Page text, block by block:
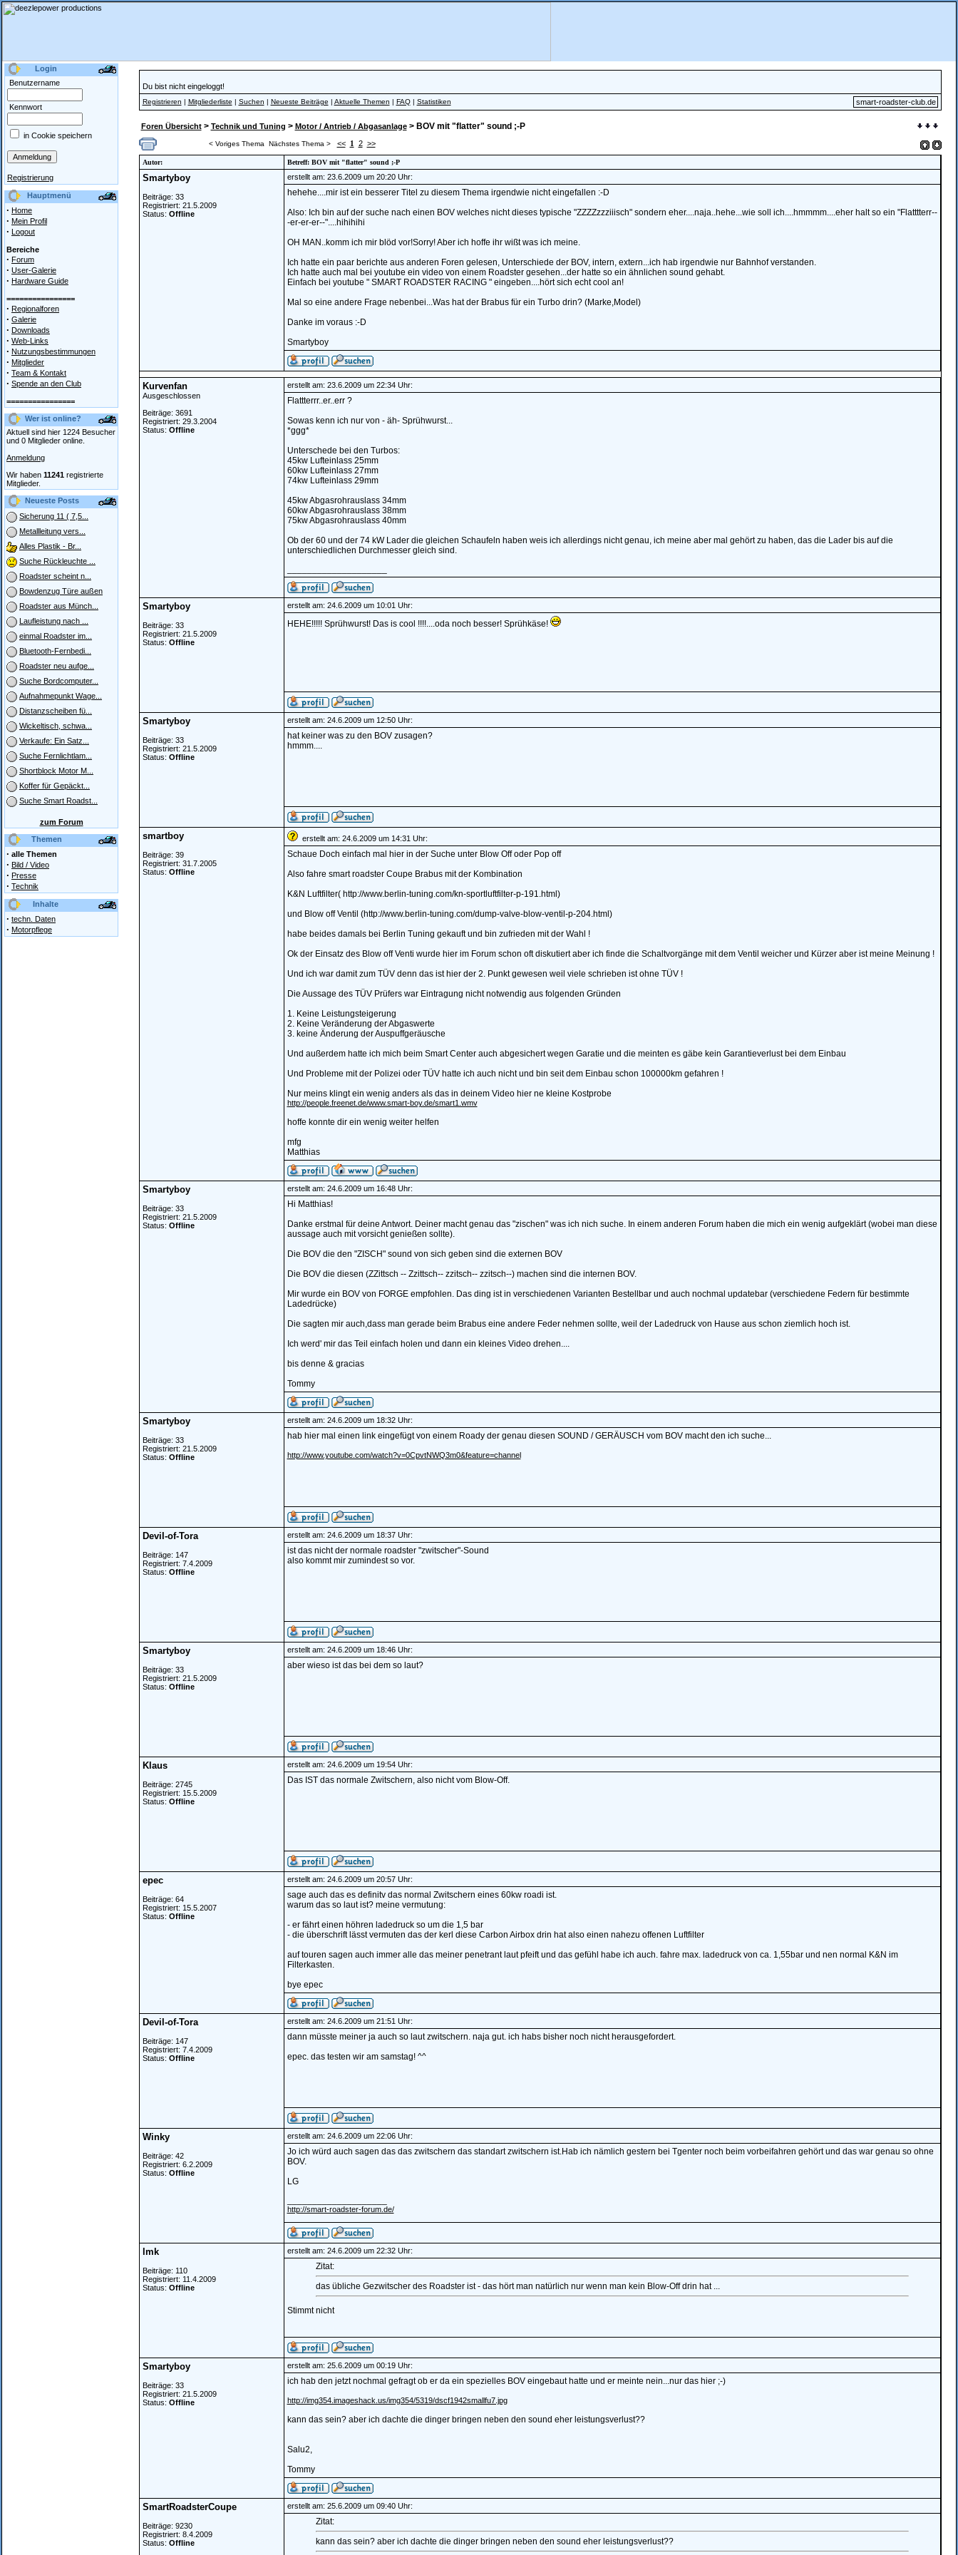
Login
Benutzername
Kennwort
in Cookie speichern
Registrierung
Hauptmenü
· Home
· Mein Profil
· Logout
Bereiche
· Forum
· User-Galerie
· Hardware Guide
================
· Regionalforen
· Galerie
· Downloads
· Web-Links
· Nutzungsbestimmungen
· Mitglieder
· Team & Kontakt
· Spende an den Club
================
Wer ist online?
Aktuell sind hier 1224 Besucher
und 0 Mitglieder online.
Anmeldung
Wir haben 11241 registrierte
Mitglieder.
Neueste Posts
Sicherung 11 ( 7,5...
Metallleitung vers...
Alles Plastik - Br...
Suche Rückleuchte ...
Roadster scheint n...
Bowdenzug Türe außen
Roadster aus Münch...
Laufleistung nach ...
einmal Roadster im...
Bluetooth-Fernbedi...
Roadster neu aufge...
Suche Bordcomputer...
Aufnahmepunkt Wage...
Distanzscheiben fü...
Wickeltisch, schwa...
Verkaufe: Ein Satz...
Suche Fernlichtlam...
Shortblock Motor M...
Koffer für Gepäckt...
Suche Smart Roadst...
zum Forum
Themen
· alle Themen
· Bild / Video
· Presse
· Technik
Inhalte
· techn. Daten
· Motorpflege
Du bist nicht eingeloggt!
Registrieren | Mitgliederliste | Suchen | Neueste Beiträge | Aktuelle Themen | FAQ| Statistiken smart-roadster-club.de
Foren Übersicht> Technik und Tuning > Motor / Antrieb / Abgasanlage> BOV mit "flatter" sound ;-P
< Voriges Thema Nächstes Thema > << 1 2 >>
Autor: Betreff: BOV mit "flatter" sound ;-P
Smartyboy
Beiträge: 33
Registriert: 21.5.2009
Status: Offline
erstellt am: 23.6.2009 um 20:20 Uhr:
hehehe....mir ist ein besserer Titel zu diesem Thema irgendwie nicht eingefallen :-D
Also: Ich bin auf der suche nach einen BOV welches nicht dieses typische "ZZZZzzziiisch" sondern eher....naja..hehe...wie soll ich....hmmmm....eher halt so ein "Flatttterr--
-er-er-er--"....hihihihi
OH MAN..komm ich mir blöd vor!Sorry! Aber ich hoffe ihr wißt was ich meine.
Ich hatte ein paar berichte aus anderen Foren gelesen, Unterschiede der BOV, intern, extern...ich hab irgendwie nur Bahnhof verstanden.
Ich hatte auch mal bei youtube ein video von einem Roadster gesehen...der hatte so ein ähnlichen sound gehabt.
Einfach bei youtube " SMART ROADSTER RACING " eingeben....hört sich echt cool an!
Mal so eine andere Frage nebenbei...Was hat der Brabus für ein Turbo drin? (Marke,Model)
Danke im voraus :-D
Smartyboy
Kurvenfan
Ausgeschlossen
Beiträge: 3691
Registriert: 29.3.2004
Status: Offline
erstellt am: 23.6.2009 um 22:34 Uhr:
Flattterrr..er..err ?
Sowas kenn ich nur von - äh- Sprühwurst...
*ggg*
Unterschede bei den Turbos:
45kw Lufteinlass 25mm
60kw Lufteinlass 27mm
74kw Lufteinlass 29mm
45kw Abgasrohrauslass 34mm
60kw Abgasrohrauslass 38mm
75kw Abgasrohrauslass 40mm
Ob der 60 und der 74 kW Lader die gleichen Schaufeln haben weis ich allerdings nicht genau, ich meine aber mal gehört zu haben, das die Lader bis auf die
unterschiedlichen Durchmesser gleich sind.
Smartyboy
Beiträge: 33
Registriert: 21.5.2009
Status: Offline
erstellt am: 24.6.2009 um 10:01 Uhr:
HEHE!!!!! Sprühwurst! Das is cool !!!!....oda noch besser! Sprühkäse!
Smartyboy
Beiträge: 33
Registriert: 21.5.2009
Status: Offline
erstellt am: 24.6.2009 um 12:50 Uhr:
hat keiner was zu den BOV zusagen?
hmmm....
smartboy
Beiträge: 39
Registriert: 31.7.2005
Status: Offline
erstellt am: 24.6.2009 um 14:31 Uhr:
Schaue Doch einfach mal hier in der Suche unter Blow Off oder Pop off
Also fahre smart roadster Coupe Brabus mit der Kombination
K&N Luftfilter( http://www.berlin-tuning.com/kn-sportluftfilter-p-191.html)
und Blow off Ventil (http://www.berlin-tuning.com/dump-valve-blow-ventil-p-204.html)
habe beides damals bei Berlin Tuning gekauft und bin zufrieden mit der Wahl !
Ok der Einsatz des Blow off Venti wurde hier im Forum schon oft diskutiert aber ich finde die Schaltvorgänge mit dem Ventil weicher und Kürzer aber ist meine Meinung !
Und ich war damit zum TÜV denn das ist hier der 2. Punkt gewesen weil viele schrieben ist ohne TÜV !
Die Aussage des TÜV Prüfers war Eintragung nicht notwendig aus folgenden Gründen
1. Keine Leistungsteigerung
2. Keine Veränderung der Abgaswerte
3. keine Änderung der Auspuffgeräusche
Und außerdem hatte ich mich beim Smart Center auch abgesichert wegen Garatie und die meinten es gäbe kein Garantieverlust bei dem Einbau
Und Probleme mit der Polizei oder TÜV hatte ich auch nicht und bin seit dem Einbau schon 100000km gefahren !
Nur meins klingt ein wenig anders als das in deinem Video hier ne kleine Kostprobe
http://people.freenet.de/www.smart-boy.de/smart1.wmv
hoffe konnte dir ein wenig weiter helfen
mfg
Matthias
Smartyboy
Beiträge: 33
Registriert: 21.5.2009
Status: Offline
erstellt am: 24.6.2009 um 16:48 Uhr:
Hi Matthias!
Danke erstmal für deine Antwort. Deiner macht genau das "zischen" was ich nich suche. In einem anderen Forum haben die mich ein wenig aufgeklärt (wobei man diese
aussage auch mit vorsicht genießen sollte).
Die BOV die den "ZISCH" sound von sich geben sind die externen BOV
Die BOV die diesen (ZZittsch -- Zzittsch-- zzitsch-- zzitsch--) machen sind die internen BOV.
Mir wurde ein BOV von FORGE empfohlen. Das ding ist in verschiedenen Varianten Bestellbar und auch nochmal updatebar (verschiedene Federn für bestimmte
Ladedrücke)
Die sagten mir auch,dass man gerade beim Brabus eine andere Feder nehmen sollte, weil der Ladedruck von Hause aus schon ziemlich hoch ist.
Ich werd' mir das Teil einfach holen und dann ein kleines Video drehen....
bis denne & gracias
Tommy
Smartyboy
Beiträge: 33
Registriert: 21.5.2009
Status: Offline
erstellt am: 24.6.2009 um 18:32 Uhr:
hab hier mal einen link eingefügt von einem Roady der genau diesen SOUND / GERÄUSCH vom BOV macht den ich suche...
http://www.youtube.com/watch?v=0CpvtNWQ3m0&feature=channel
Devil-of-Tora
Beiträge: 147
Registriert: 7.4.2009
Status: Offline
erstellt am: 24.6.2009 um 18:37 Uhr:
ist das nicht der normale roadster "zwitscher"-Sound
also kommt mir zumindest so vor.
Smartyboy
Beiträge: 33
Registriert: 21.5.2009
Status: Offline
erstellt am: 24.6.2009 um 18:46 Uhr:
aber wieso ist das bei dem so laut?
Klaus
Beiträge: 2745
Registriert: 15.5.2009
Status: Offline
erstellt am: 24.6.2009 um 19:54 Uhr:
Das IST das normale Zwitschern, also nicht vom Blow-Off.
epec
Beiträge: 64
Registriert: 15.5.2007
Status: Offline
erstellt am: 24.6.2009 um 20:57 Uhr:
sage auch das es definitv das normal Zwitschern eines 60kw roadi ist.
warum das so laut ist? meine vermutung:
- er fährt einen höhren ladedruck so um die 1,5 bar
- die überschrift lässt vermuten das der kerl diese Carbon Airbox drin hat also einen nahezu offenen Luftfilter
auf touren sagen auch immer alle das meiner penetrant laut pfeift und das gefühl habe ich auch. fahre max. ladedruck von ca. 1,55bar und nen normal K&N im
Filterkasten.
bye epec
Devil-of-Tora
Beiträge: 147
Registriert: 7.4.2009
Status: Offline
erstellt am: 24.6.2009 um 21:51 Uhr:
dann müsste meiner ja auch so laut zwitschern. naja gut. ich habs bisher noch nicht herausgefordert.
epec. das testen wir am samstag! ^^
Winky
Beiträge: 42
Registriert: 6.2.2009
Status: Offline
erstellt am: 24.6.2009 um 22:06 Uhr:
Jo ich würd auch sagen das das zwitschern das standart zwitschern ist.Hab ich nämlich gestern bei Tgenter noch beim vorbeifahren gehört und das war genau so ohne
BOV.
LG
http://smart-roadster-forum.de/
lmk
Beiträge: 110
Registriert: 11.4.2009
Status: Offline
erstellt am: 24.6.2009 um 22:32 Uhr:
Zitat:
das übliche Gezwitscher des Roadster ist - das hört man natürlich nur wenn man kein Blow-Off drin hat ...
Stimmt nicht
Smartyboy
Beiträge: 33
Registriert: 21.5.2009
Status: Offline
erstellt am: 25.6.2009 um 00:19 Uhr:
ich hab den jetzt nochmal gefragt ob er da ein spezielles BOV eingebaut hatte und er meinte nein...nur das hier ;-)
http://img354.imageshack.us/img354/5319/dscf1942smallfu7.jpg
kann das sein? aber ich dachte die dinger bringen neben den sound eher leistungsverlust??
Salu2,
Tommy
SmartRoadsterCoupe
Beiträge: 9230
Registriert: 8.4.2009
Status: Offline
erstellt am: 25.6.2009 um 09:40 Uhr:
Zitat:
kann das sein? aber ich dachte die dinger bringen neben den sound eher leistungsverlust??